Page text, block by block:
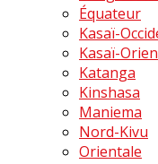
Équateur
Kasaï-
Kasaï-
Katanga
Kinshasa
Maniema
Nord-Kivu
Orientale